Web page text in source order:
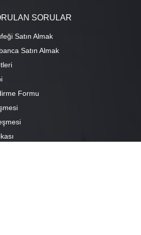
SORULAR
Satın Almak
Satın Almak
Formu